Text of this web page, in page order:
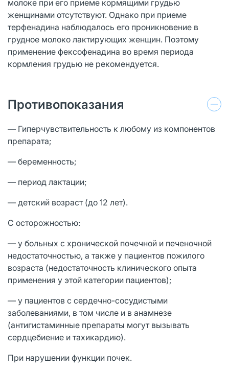
молоке при его приеме кормящими грудью
женщинами отсутствуют. Однако при приеме
терфенадина наблюдалось его проникновение в
грудное молоко лактирующих женщин. Поэтому
применение фексофенадина во время периода
кормления грудью не рекомендуется.
Противопоказания
— Гиперчувствительность к любому из компонентов
препарата;
— беременность;
— период лактации;
— детский возраст (до 12 лет).
С осторожностью:
— у больных с хронической почечной и печеночной
недостаточностью, а также у пациентов пожилого
возраста (недостаточность клинического опыта
применения у этой категории пациентов);
— у пациентов с сердечно-сосудистыми
заболеваниями, в том числе и в анамнезе
(антигистаминные препараты могут вызывать
сердцебиение и тахикардию).
При нарушении функции почек.